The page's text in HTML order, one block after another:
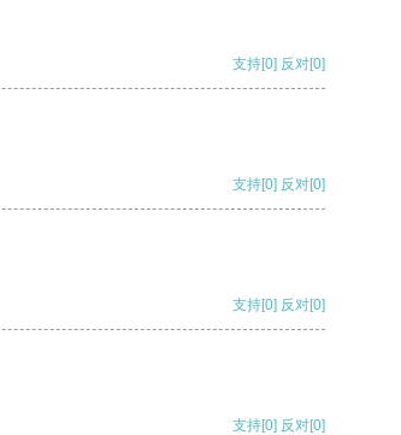
支持[0] 反对[0]
支持[0] 反对[0]
支持[0] 反对[0]
支持[0] 反对[0]